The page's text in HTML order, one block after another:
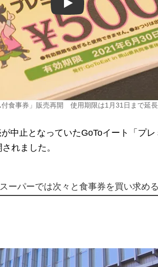
Play
付食事券」販売再開 使用期限は1月31日まで延長
中止となっていたGoToイート「プ
れました。
ーパーでは次々と食事券を買い求め